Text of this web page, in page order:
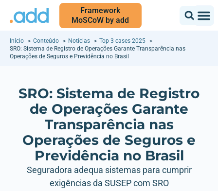
Framework
MoSCoW by add
Início Conteúdo Notícias
Top 3 cases 2025
SRO: Sistema de Registro de Operações Garante Transparência nas
Operações de Seguros e Previdência no Brasil
SRO: Sistema de Registro
de Operações Garante
Transparência nas
Operações de Seguros e
Previdência no Brasil
Seguradora adequa sistemas para cumprir
exigências da SUSEP com SRO